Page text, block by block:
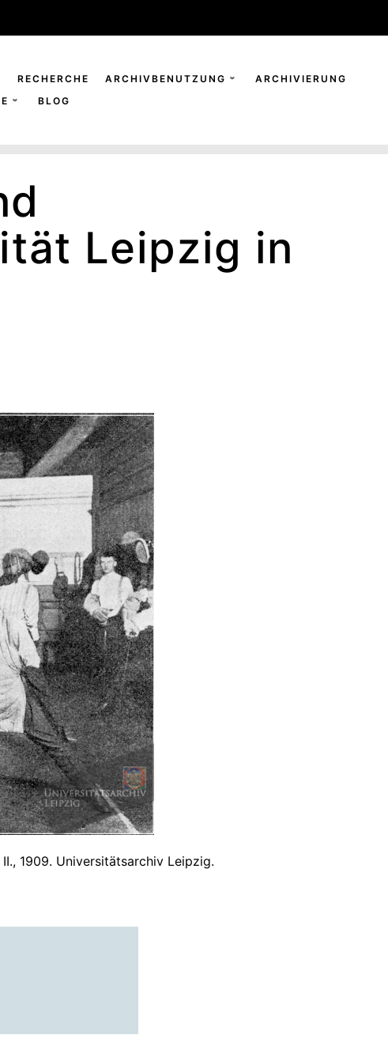
RECHERCHE ARCHIVBENUTZUNG
ARCHIVIERUNG
BLOG
Leipzig in
1909. Universitätsarchiv Leipzig.